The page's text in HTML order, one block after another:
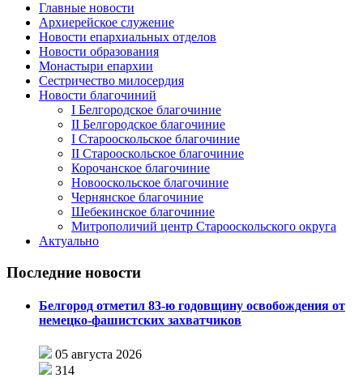
Главные новости
Архиерейское служение
Новости епархиальных отделов
Новости образования
Монастыри епархии
Сестричество милосердия
Новости благочиний
I Белгородское благочиние
II Белгородское благочиние
I Старооскольское благочиние
II Старооскольское благочиние
Корочанское благочиние
Новооскольское благочиние
Чернянское благочиние
Шебекинское благочиние
Митрополичий центр Старооскольского округа
Актуально
Последние новости
Белгород отметил 83-ю годовщину освобождения от
немецко-фашистских захватчиков
05 августа 2026
314